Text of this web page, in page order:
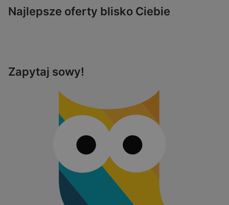
Najlepsze oferty blisko Ciebie
Zapytaj sowy!